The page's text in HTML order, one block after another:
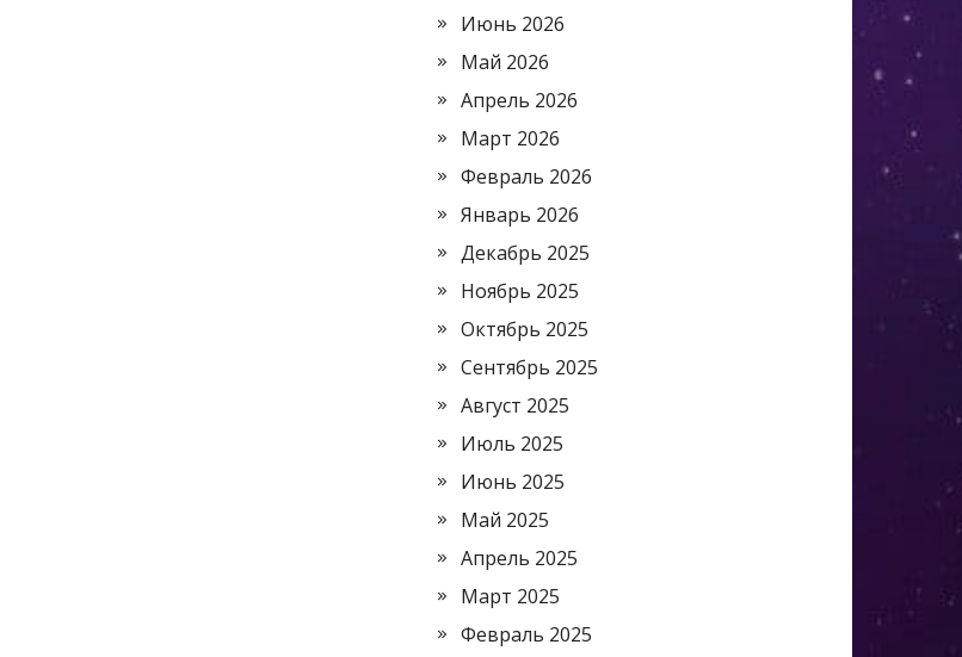
Июнь 2026
Май 2026
Апрель 2026
Март 2026
Февраль 2026
Январь 2026
Декабрь 2025
Ноябрь 2025
Октябрь 2025
Сентябрь 2025
Август 2025
Июль 2025
Июнь 2025
Май 2025
Апрель 2025
Март 2025
Февраль 2025